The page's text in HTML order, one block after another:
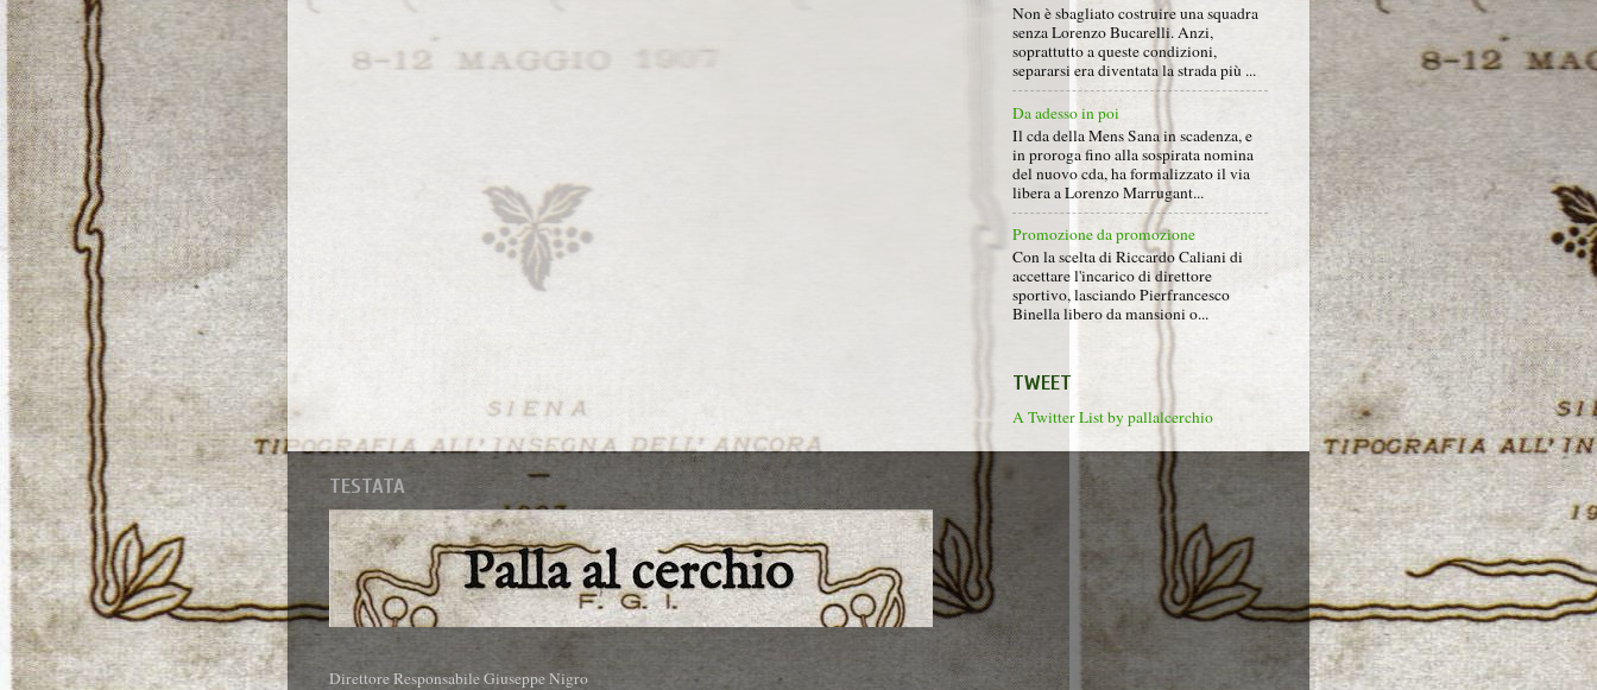
Non è sbagliato costruire una squadra
senza Lorenzo Bucarelli. Anzi,
soprattutto a queste condizioni,
separarsi era diventata la strada più ...
Da adesso in poi
Il cda della Mens Sana in scadenza, e
in proroga fino alla sospirata nomina
del nuovo cda, ha formalizzato il via
libera a Lorenzo Marrugant...
Promozione da promozione
Con la scelta di Riccardo Caliani di
accettare l'incarico di direttore
sportivo, lasciando Pierfrancesco
Binella libero da mansioni o...
TWEET
A Twitter List by pallalcerchio
TESTATA
Direttore Responsabile Giuseppe Nigro